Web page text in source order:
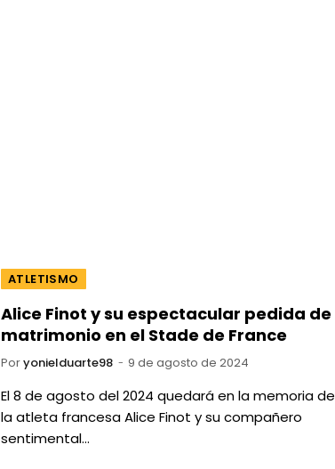
ATLETISMO
Alice Finot y su espectacular pedida de
matrimonio en el Stade de France
Poryonielduarte98 9 de agosto de 2024
El 8 de agosto del 2024 quedará en la memoria de
la atleta francesa Alice Finot y su compañero
sentimental…